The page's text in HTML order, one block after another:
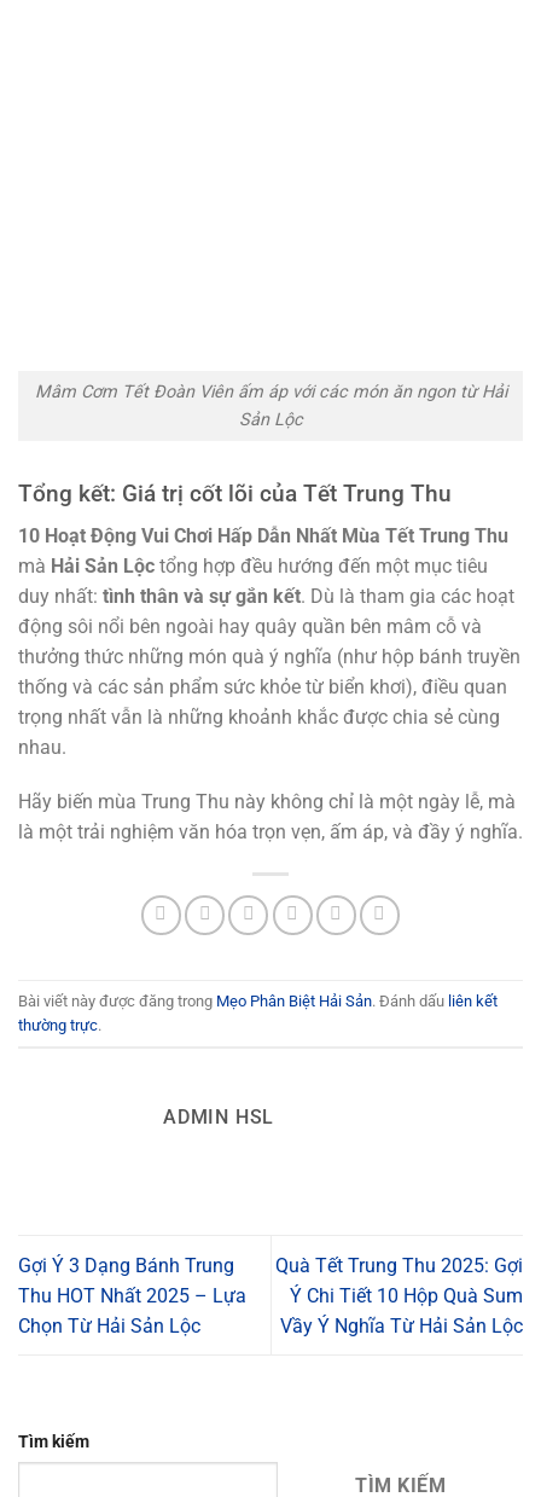
Mâm Cơm Tết Đoàn Viên ấm áp với các món ăn ngon từ Hải
Sản Lộc
Tổng kết: Giá trị cốt lõi của Tết Trung Thu
10 Hoạt Động Vui Chơi Hấp Dẫn Nhất Mùa Tết Trung Thu
mà Hải Sản Lộc tổng hợp đều hướng đến một mục tiêu
duy nhất: tình thân và sự gắn kết. Dù là tham gia các hoạt
động sôi nổi bên ngoài hay quây quần bên mâm cỗ và
thưởng thức những món quà ý nghĩa (như hộp bánh truyền
thống và các sản phẩm sức khỏe từ biển khơi), điều quan
trọng nhất vẫn là những khoảnh khắc được chia sẻ cùng
nhau.
Hãy biến mùa Trung Thu này không chỉ là một ngày lễ, mà
là một trải nghiệm văn hóa trọn vẹn, ấm áp, và đầy ý nghĩa.
Bài viết này được đăng trong Mẹo Phân Biệt Hải Sản. Đánh dấu liên kết
thường trực.
ADMIN HSL
Gợi Ý 3 Dạng Bánh Trung
Thu HOT Nhất 2025 – Lựa
Chọn Từ Hải Sản Lộc
Quà Tết Trung Thu 2025: Gợi
Ý Chi Tiết 10 Hộp Quà Sum
Vầy Ý Nghĩa Từ Hải Sản Lộc
Tìm kiếm
TÌM KIẾM